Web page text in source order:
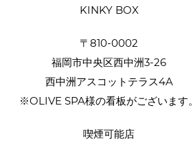
KINKY BOX
〒810-0002
福岡市中央区西中洲3-26
西中洲アスコットテラス4A
※OLIVE SPA様の看板がございます。
喫煙可能店